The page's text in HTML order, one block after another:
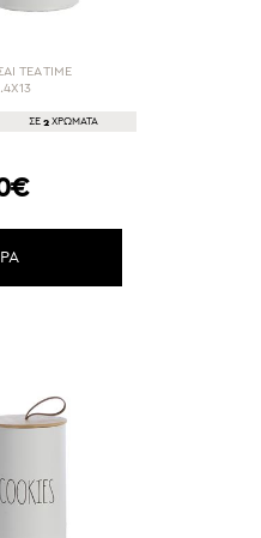
TEA TIME
ΣΕ 2 ΧΡΩΜΑΤΑ